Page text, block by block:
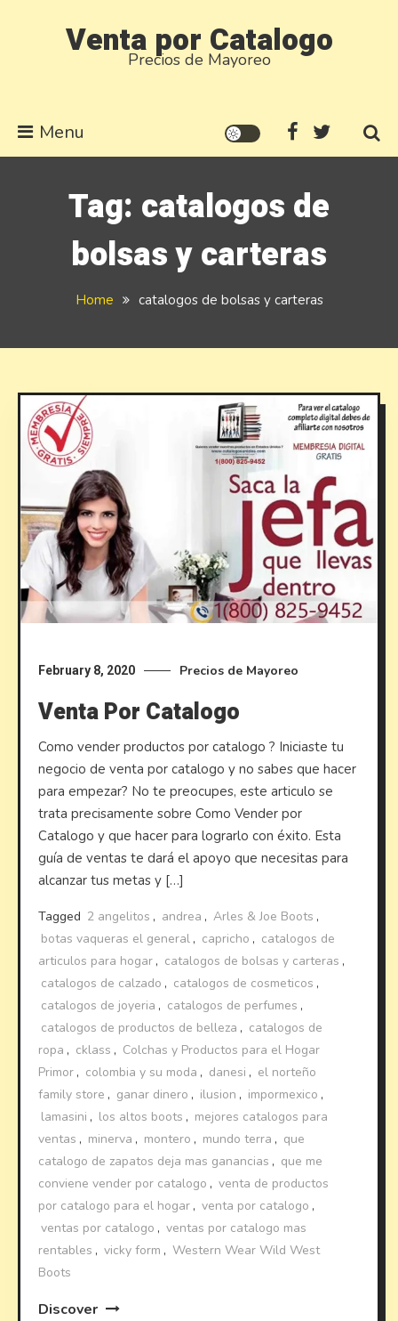
Venta por Catalogo
Precios de Mayoreo
Menu
Tag: catalogos de
bolsas y carteras
Home catalogos de bolsas y carteras
February 8, 2020 Precios de Mayoreo
Venta Por Catalogo
Como vender productos por catalogo ? Iniciaste tu
negocio de venta por catalogo y no sabes que hacer
para empezar? No te preocupes, este articulo se
trata precisamente sobre Como Vender por
Catalogo y que hacer para lograrlo con éxito. Esta
guía de ventas te dará el apoyo que necesitas para
alcanzar tus metas y […]
Tagged 2 angelitos , andrea , Arles & Joe Boots ,
botas vaqueras el general , capricho , catalogos de
articulos para hogar , catalogos de bolsas y carteras ,
catalogos de calzado , catalogos de cosmeticos ,
catalogos de joyeria , catalogos de perfumes ,
catalogos de productos de belleza , catalogos de
ropa , cklass , Colchas y Productos para el Hogar
Primor , colombia y su moda , danesi , el norteño
family store , ganar dinero , ilusion , impormexico ,
lamasini , los altos boots , mejores catalogos para
ventas , minerva , montero , mundo terra , que
catalogo de zapatos deja mas ganancias , que me
conviene vender por catalogo , venta de productos
por catalogo para el hogar , venta por catalogo ,
ventas por catalogo , ventas por catalogo mas
rentables , vicky form , Western Wear Wild West
Boots
Discover